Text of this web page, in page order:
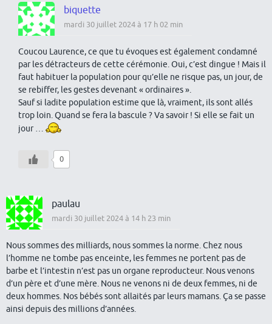
biquette
mardi 30 juillet 2024 à 17 h 02 min
Coucou Laurence, ce que tu évoques est également condamné
par les détracteurs de cette cérémonie. Oui, c’est dingue ! Mais il
faut habituer la population pour qu’elle ne risque pas, un jour, de
se rebiffer, les gestes devenant « ordinaires ».
Sauf si ladite population estime que là, vraiment, ils sont allés
trop loin. Quand se fera la bascule ? Va savoir ! Si elle se fait un
jour …
0
paulau
mardi 30 juillet 2024 à 14 h 23 min
Nous sommes des milliards, nous sommes la norme. Chez nous
l’homme ne tombe pas enceinte, les femmes ne portent pas de
barbe et l’intestin n’est pas un organe reproducteur. Nous venons
d’un père et d’une mère. Nous ne venons ni de deux femmes, ni de
deux hommes. Nos bébés sont allaités par leurs mamans. Ça se passe
ainsi depuis des millions d’années.